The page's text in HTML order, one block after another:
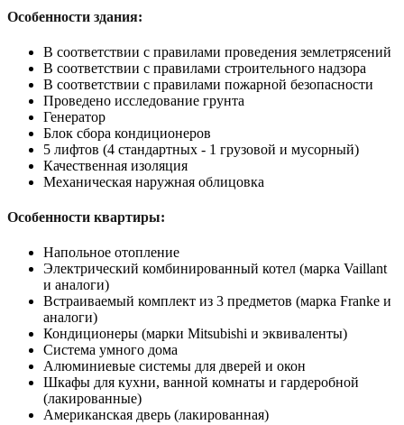
Особенности здания:
В соответствии с правилами проведения землетрясений
В соответствии с правилами строительного надзора
В соответствии с правилами пожарной безопасности
Проведено исследование грунта
Генератор
Блок сбора кондиционеров
5 лифтов (4 стандартных - 1 грузовой и мусорный)
Качественная изоляция
Механическая наружная облицовка
Особенности квартиры:
Напольное отопление
Электрический комбинированный котел (марка Vaillant
и аналоги)
Встраиваемый комплект из 3 предметов (марка Franke и
аналоги)
Кондиционеры (марки Mitsubishi и эквиваленты)
Система умного дома
Алюминиевые системы для дверей и окон
Шкафы для кухни, ванной комнаты и гардеробной
(лакированные)
Американская дверь (лакированная)